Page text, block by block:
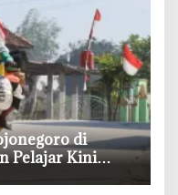
di
Pelajar Kini